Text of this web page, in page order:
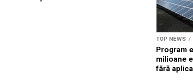
TOP NEWS
Program
milioane
fără